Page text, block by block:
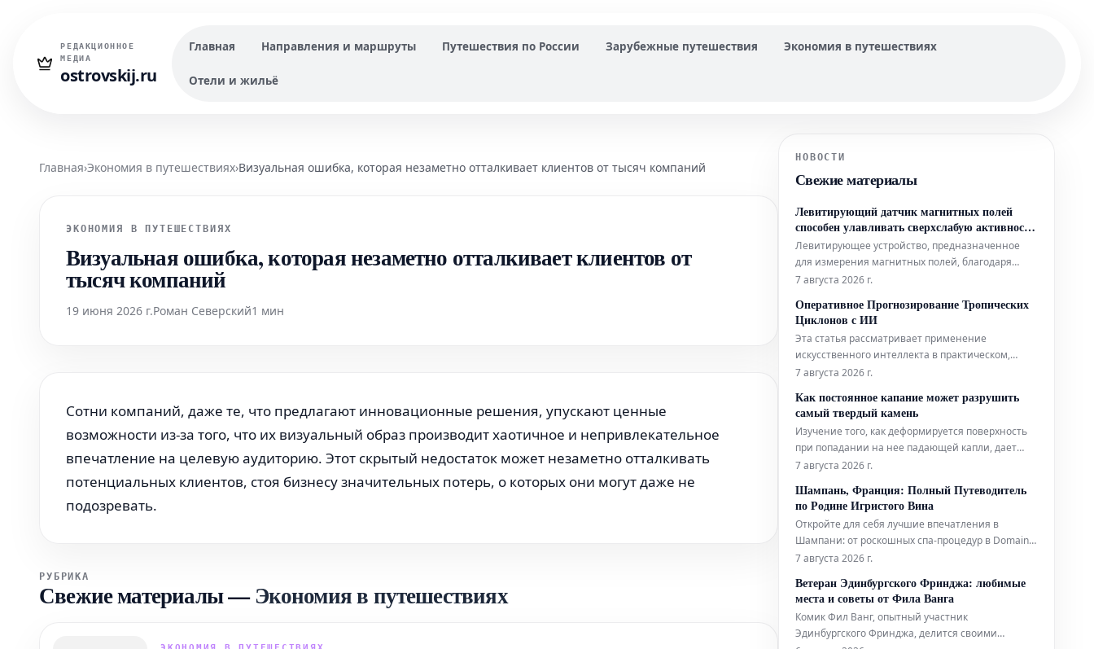
РЕДАКЦИОННОЕ
МЕДИА
ostrovskij.ru
Главная Направления и маршруты Путешествия по России Зарубежные путешествия Экономия в путешествиях
Отели и жильё
Главная›Экономия в путешествиях›Визуальная ошибка, которая незаметно отталкивает клиентов от тысяч компаний
ЭКОНОМИЯ В ПУТЕШЕСТВИЯХ
Визуальная ошибка, которая незаметно отталкивает клиентов от
тысяч компаний
19 июня 2026 г.Роман Северский1 мин
Сотни компаний, даже те, что предлагают инновационные решения, упускают ценные
возможности из-за того, что их визуальный образ производит хаотичное и непривлекательное
впечатление на целевую аудиторию. Этот скрытый недостаток может незаметно отталкивать
потенциальных клиентов, стоя бизнесу значительных потерь, о которых они могут даже не
подозревать.
РУБРИКА
Свежие материалы—Экономия в путешествиях
НОВОСТИ
Свежие материалы
Левитирующий датчик магнитных полей
способен улавливать сверхслабую активность
мозга
Левитирующее устройство, предназначенное
для измерения магнитных полей, благодаря
своей простой конструкции может составить
используемым в биофизических исследованиях.
Помимо этого, новый датчик открывает
интригующие перспективы для применения в
таких
7 августа 2026 г.
Оперативное Прогнозирование Тропических
Циклонов с ИИ
Эта статья рассматривает применение
искусственного интеллекта в практическом,
оперативном прогнозировании тропических
повышения точности и своевременности
прогнозов этих суровых погодных явлений.
7 августа 2026 г.
Как постоянное капание может разрушить
самый твердый камень
Изучение того, как деформируется поверхность
при попадании на нее падающей капли, дает
глубокое понимание эрозионной мощи воды.
7 августа 2026 г.
Шампань, Франция: Полный Путеводитель
по Родине Игристого Вина
Откройте для себя лучшие впечатления в
Шампани: от роскошных спа-процедур в Domaine
и ярких выступлений живого хип-хопа до
также расскажем, где вкусно поесть и комфортно
остановиться в этом легендарном регионе.
7 августа 2026 г.
Ветеран Эдинбургского Фринджа: любимые
места и советы от Фила Ванга
Комик Фил Ванг, опытный участник
Эдинбургского Фринджа, делится своими